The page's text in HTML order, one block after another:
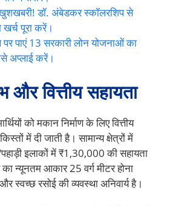
डॉ. अंबेडकर स्कॉलरशिप से
पूरा करें।
पर पाएं 13 सरकारी लोन योजनाओं का
अप्लाई करें।
और वित्तीय सहायता
को मकान निर्माण के लिए वित्तीय
में दी जाती है। सामान्य क्षेत्रों में
इलाकों में ₹1,30,000 की सहायता
न्यूनतम आकार 25 वर्ग मीटर होना
स्वच्छ रसोई की व्यवस्था अनिवार्य है।